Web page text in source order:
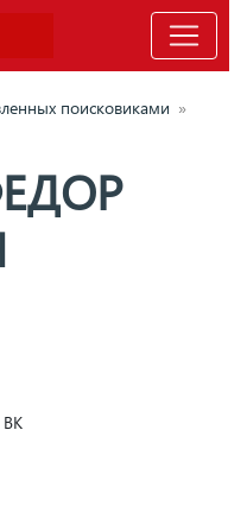
поисковиками »
ВК